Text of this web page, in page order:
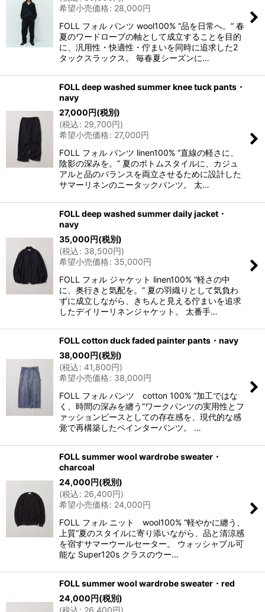
希望小売価格: 28,000円
FOLL フォル パンツ wool100% “品を日常へ。” 春
夏のワードローブの軸として成立することを目的
に、汎用性・快適性・佇まいを同時に追求した2
タックスラックス。 毎春夏シーズンに…
FOLL deep washed summer knee tuck pants・
navy
27,000円(税別)
(税込: 29,700円)
希望小売価格: 27,000円
FOLL フォル パンツ linen100% “直線の軽さに、
陰影の深みを。” 夏のボトムスタイルに、カジュ
アルと品のバランスを両立させるために設計した
サマーリネンのニータックパンツ。 太…
FOLL deep washed summer daily jacket・
navy
35,000円(税別)
(税込: 38,500円)
希望小売価格: 35,000円
FOLL フォル ジャケット linen100% “軽さの中
に、奥行きと気配を。” 夏の羽織りとして気負わ
ずに成立しながら、きちんと見える佇まいを追求
したデイリーリネンジャケット。 太番手…
FOLL cotton duck faded painter pants・navy
38,000円(税別)
(税込: 41,800円)
希望小売価格: 38,000円
FOLL フォル パンツ cotton 100% “加工ではな
く、時間の深みを纏う”ワークパンツの実用性とフ
ァッションピースとしての存在感を、現代的な感
覚で再構築したペインターパンツ。 …
FOLL summer wool wardrobe sweater・
charcoal
24,000円(税別)
(税込: 26,400円)
希望小売価格: 24,000円
FOLL フォル ニット wool100% “軽やかに纏う、
上質”夏のスタイルに寄り添いながら、品と清涼感
を宿すサマーウールセーター。 ウォッシャブル可
能な Super120s クラスのウー…
FOLL summer wool wardrobe sweater・red
24,000円(税別)
(税込: 26,400円)